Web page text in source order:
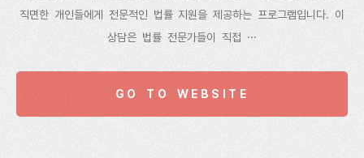
직면한 개인들에게 전문적인 법률 지원을 제공하는 프로그램입니다. 이
상담은 법률 전문가들이 직접 ···
GO TO WEBSITE